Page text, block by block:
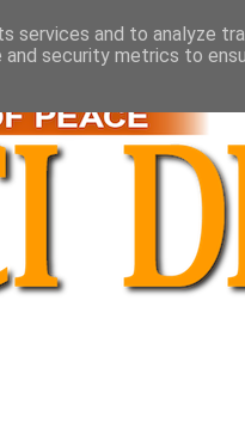
services and to analyze
security metrics to